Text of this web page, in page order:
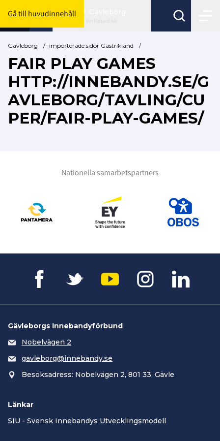
Gå till huvudinnehåll
Byt förbund här
Gävleborg / importerade sidor Gästrikland /
FAIR PLAY GAMES
HTTP://INNEBANDY.SE/G
AVLEBORG/TAVLING/CU
PER/FAIR-PLAY-GAMES/
Nationella samarbetspartners
Gävleborgs Innebandyförbund
Nobelvägen 2
gavleborg@innebandy.se
Besöksadress: Nobelvägen 2, 801 33, Gävle
Länkar
SIU - Svensk Innebandys Utvecklingsmodell